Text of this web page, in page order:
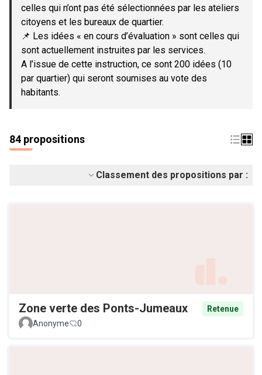
celles qui n’ont pas été sélectionnées par les ateliers
citoyens et les bureaux de quartier.
📌 Les idées « en cours d’évaluation » sont celles qui
sont actuellement instruites par les services.
A l’issue de cette instruction, ce sont 200 idées (10
par quartier) qui seront soumises au vote des
habitants.
84 propositions
Classement des propositions par :
Zone verte des Ponts-Jumeaux
Retenue
Anonyme
0